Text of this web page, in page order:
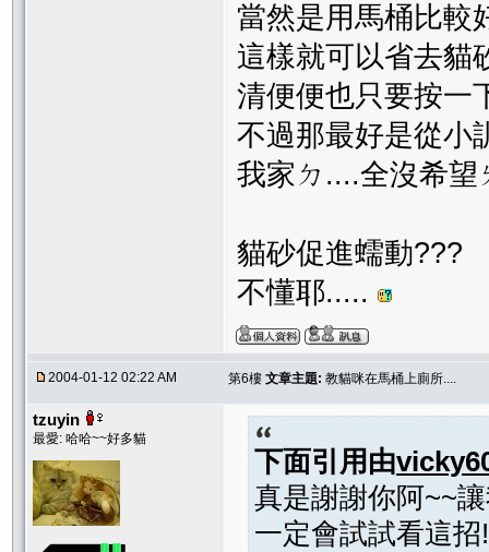
當然是用馬桶比
這樣就可以省去貓
清便便也只要按一
不過那最好是從小
我家ㄉ....全沒希
貓砂促進蠕動???
不懂耶.....
2004-01-12 02:22 AM 第6樓 文章主題: 教貓咪在馬桶上廁所....
tzuyin
最愛: 哈哈~~好多貓
下面引用由
真是謝謝你阿~~
一定會試試看這招